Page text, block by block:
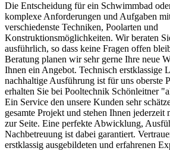
Die Entscheidung für ein Schwimmbad
komplexe Anforderungen und Aufgaben
verschiedenste Techniken, Poolarten und
Konstruktionsmöglichkeiten. Wir beraten
ausführlich, so dass keine Fragen offen
Beratung planen wir sehr gerne Ihre neue
Ihnen ein Angebot. Technisch erstklassige
nachhaltige Ausführung ist für uns oberste
erhalten Sie bei Pooltechnik Schönleitner
Ein Service den unsere Kunden sehr
gesamte Projekt und stehen Ihnen jederzeit
zur Seite. Eine perfekte Abwicklung,
Nachbetreuung ist dabei garantiert.
erstklassig ausgebildeten und erfahrenen